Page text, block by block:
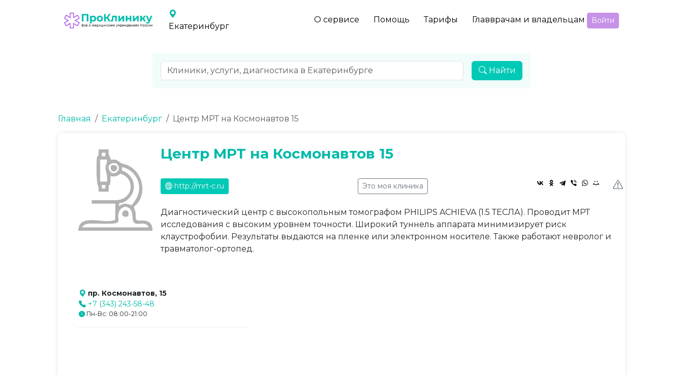
Екатеринбург
О сервисе Помощь Тарифы Главврачам и владельцам Войти
Найти
Главная Екатеринбург Центр МРТ на Космонавтов 15
Центр МРТ на Космонавтов 15
http://mrt-c.ru Это моя клиника
Диагностический центр с высокопольным томографом PHILIPS ACHIEVA (1.5 ТЕСЛА). Проводит МРТ
исследования с высоким уровнем точности. Широкий туннель аппарата минимизирует риск
клаустрофобии. Результаты выдаются на пленке или электронном носителе. Также работают невролог и
травматолог-ортопед.
пр. Космонавтов, 15
+7 (343) 243-58-48
Пн-Вс: 08:00-21:00